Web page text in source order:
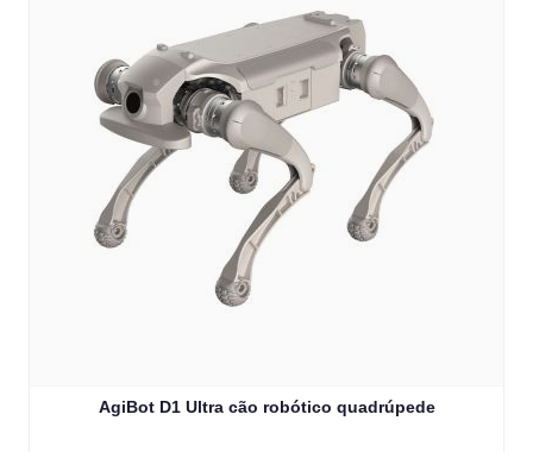
AgiBot D1 Ultra cão robótico quadrúpede